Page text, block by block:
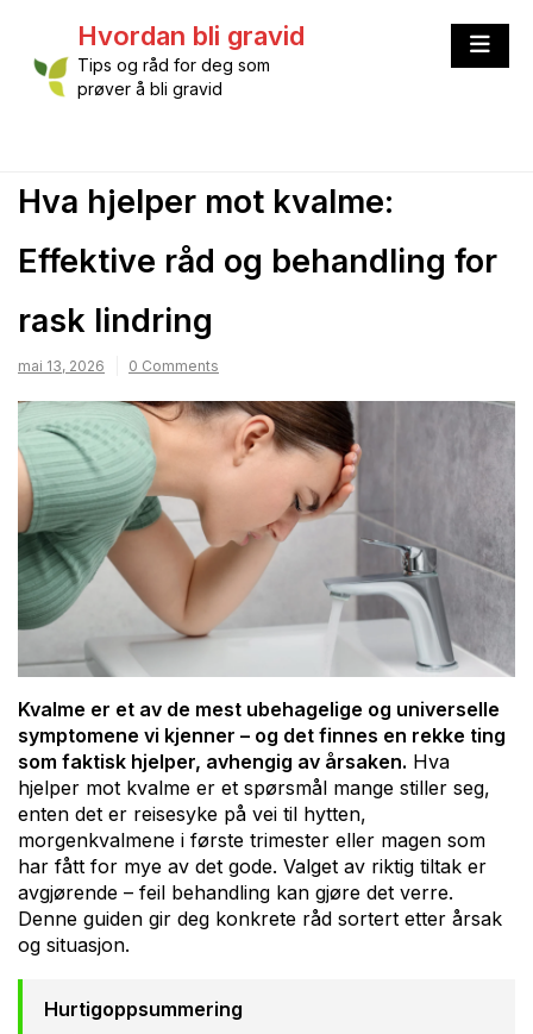
content
Hvordan bli gravid
Tips og råd for deg som
prøver å bli gravid
Hva hjelper mot kvalme:
Effektive råd og behandling for
rask lindring
mai 13, 2026 0 Comments
Kvalme er et av de mest ubehagelige og universelle
symptomene vi kjenner – og det finnes en rekke ting
som faktisk hjelper, avhengig av årsaken. Hva
hjelper mot kvalme er et spørsmål mange stiller seg,
enten det er reisesyke på vei til hytten,
morgenkvalmene i første trimester eller magen som
har fått for mye av det gode. Valget av riktig tiltak er
avgjørende – feil behandling kan gjøre det verre.
Denne guiden gir deg konkrete råd sortert etter årsak
og situasjon.
Hurtigoppsummering